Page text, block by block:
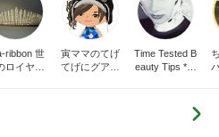
ribbon 世
ロイヤル
寅ママのてげ
てげにグアム
Time Tested B
eauty Tips * A